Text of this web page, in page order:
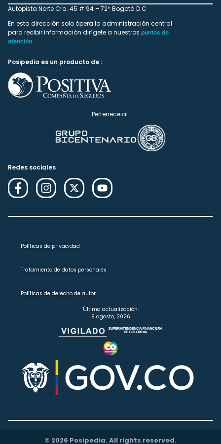
Autopista Norte Cra. 45 # 94 – 72* Bogotá D.C
En esta dirección solo ópera la administración central
para recibir información dirígete a nuestros puntos de
atención
Posipedia es un producto de :
Pertenece al:
Redes sociales
Políticas de privacidad
Tratamiento de datos personales
Políticas de derecho de autor
Última actualización:
9 agosto, 2026
© 2026 Posipedia. All rights reserved.